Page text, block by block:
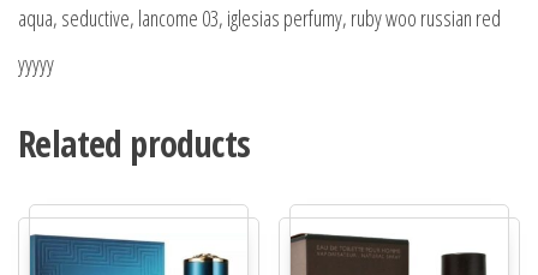
aqua, seductive, lancome 03, iglesias perfumy, ruby woo russian red
yyyyy
Related products